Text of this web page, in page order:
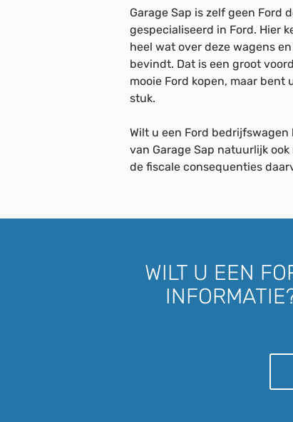
Garage Sap is zelf geen Ford
gespecialiseerd in Ford. Hier
heel wat over deze wagens
bevindt. Dat is een groot
mooie Ford kopen, maar bent
stuk.
Wilt u een Ford
van Garage Sap natuurlijk
de fiscale consequenties
WILT U EEN